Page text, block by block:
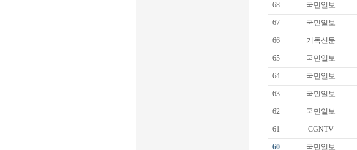
68 국민일보
67 국민일보
66 기독신문
65 국민일보
64 국민일보
63 국민일보
62 국민일보
61 CGNTV
60 국민일보